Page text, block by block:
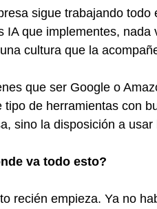
sigue trabajando todo
IA que implementes,
cultura que la
que ser Google o
de herramientas con
sino la disposición a
va todo esto?
recién empieza. Ya no